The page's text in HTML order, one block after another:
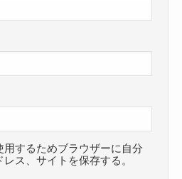
用するためブラウザーに自分
ス、サイトを保存する。